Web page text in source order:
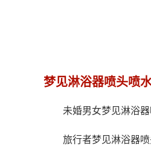
梦见淋浴器喷头喷
未婚男女梦见淋浴
旅行者梦见淋浴器